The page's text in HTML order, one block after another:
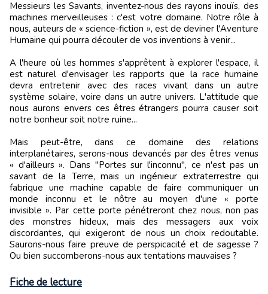
Messieurs les Savants, inventez-nous des rayons inouïs, des
machines merveilleuses : c'est votre domaine. Notre rôle à
nous, auteurs de « science-fiction », est de deviner l'Aventure
Humaine qui pourra découler de vos inventions à venir...
A l'heure où les hommes s'apprêtent à explorer l'espace, il
est naturel d'envisager les rapports que la race humaine
devra entretenir avec des races vivant dans un autre
système solaire, voire dans un autre univers. L'attitude que
nous aurons envers ces êtres étrangers pourra causer soit
notre bonheur soit notre ruine...
Mais peut-être, dans ce domaine des relations
interplanétaires, serons-nous devancés par des êtres venus
« d'ailleurs ». Dans "Portes sur l'inconnu", ce n'est pas un
savant de la Terre, mais un ingénieur extraterrestre qui
fabrique une machine capable de faire commu­niquer un
monde inconnu et le nôtre au moyen d'une « porte
invisible ». Par cette porte pénétreront chez nous, non pas
des monstres hideux, mais des messagers aux voix
discordantes, qui exigeront de nous un choix redoutable.
Saurons-nous faire preuve de perspicacité et de sagesse ?
Ou bien succomberons-nous aux tentations mauvaises ?
Fiche de lecture